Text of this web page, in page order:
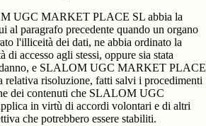
UGC MARKET PLACE SL abbia la
al paragrafo precedente quando un organo
l'illiceità dei dati, ne abbia ordinato la
accesso agli stessi, oppure sia stata
danno, e SLALOM UGC MARKET PLACE
relativa risoluzione, fatti salvi i procedimenti
dei contenuti che SLALOM UGC
in virtù di accordi volontari e di altri
che potrebbero essere stabiliti.